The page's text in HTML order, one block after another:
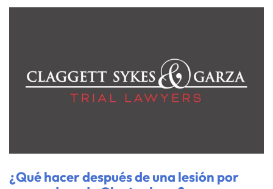
¿Qué hacer después de una lesión por
Answering Service
24/7
Answering Service
24/7